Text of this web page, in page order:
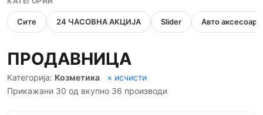
Сите 24 ЧАСОВНА АКЦИЈА Slider Авто аксесоари
ПРОДАВНИЦА
Категорија: Козметика
× исчисти
Прикажани 30 од вкупно 36 производи